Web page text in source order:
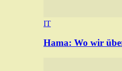
IT
Hama: Wo wir